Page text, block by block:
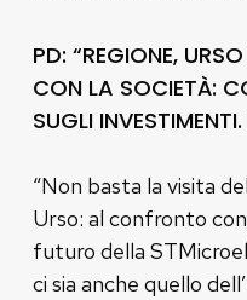
PD: “REGIONE,
CON LA SOCIETÀ:
SUGLI
“Non basta la visita
Urso: al confronto
futuro della
ci sia anche quello